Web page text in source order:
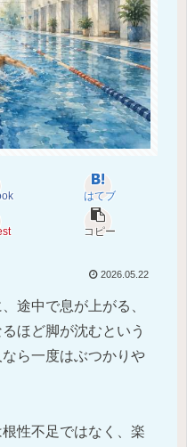
はてブ
コピー
2026.05.22
途中で息が上がる、
ほど脚が沈むという
ら一度はぶつかりや
性不足ではなく、楽